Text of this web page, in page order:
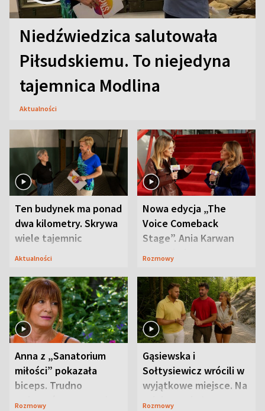
Niedźwiedzica salutowała
Piłsudskiemu. To niejedyna
tajemnica Modlina
Aktualności
Ten budynek ma ponad
dwa kilometry. Skrywa
wiele tajemnic
Aktualności
Nowa edycja „The
Voice Comeback
Stage”. Ania Karwan
zapowiada
Rozmowy
Anna z „Sanatorium
miłości” pokazała
biceps. Trudno
uwierzyć, co przeszła
Rozmowy
Gąsiewska i
Sołtysiewicz wrócili w
wyjątkowe miejsce. Na
szlaku czekał
Rozmowy